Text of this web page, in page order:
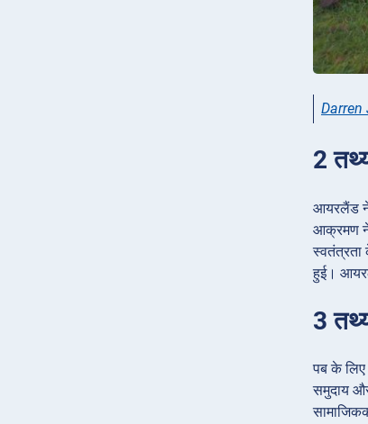
Darren
2
आयरलैंड ने
आक्रमण ने
स्वतंत्रता
हुई।
3
पब के लिए
समुदाय